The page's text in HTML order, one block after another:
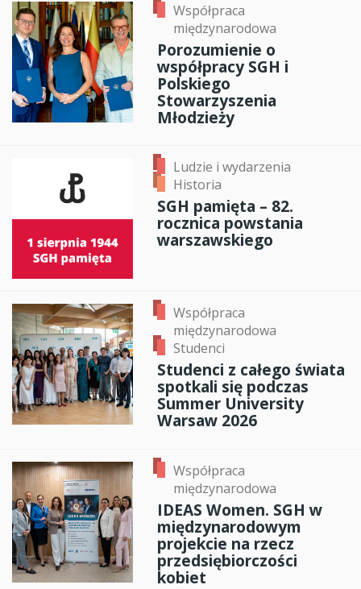
Współpraca
międzynarodowa
Porozumienie o
współpracy SGH i
Polskiego
Stowarzyszenia
Młodzieży
Ludzie i wydarzenia
Historia
SGH pamięta – 82.
rocznica powstania
warszawskiego
Współpraca
międzynarodowa
Studenci
Studenci z całego świata
spotkali się podczas
Summer University
Warsaw 2026
Współpraca
międzynarodowa
IDEAS Women. SGH w
międzynarodowym
projekcie na rzecz
przedsiębiorczości
kobiet